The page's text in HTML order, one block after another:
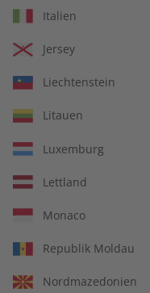
€ 69,90
écoute Audiotrainer
Italien
Jersey
Liechtenstein
Litauen
Luxemburg
Lettland
Monaco
Republik Moldau
Nordmazedonien